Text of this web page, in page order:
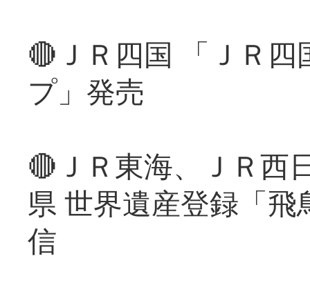
🔴ＪＲ四国 「ＪＲ
プ」発売
🔴ＪＲ東海、ＪＲ西
県 世界遺産登録「
信